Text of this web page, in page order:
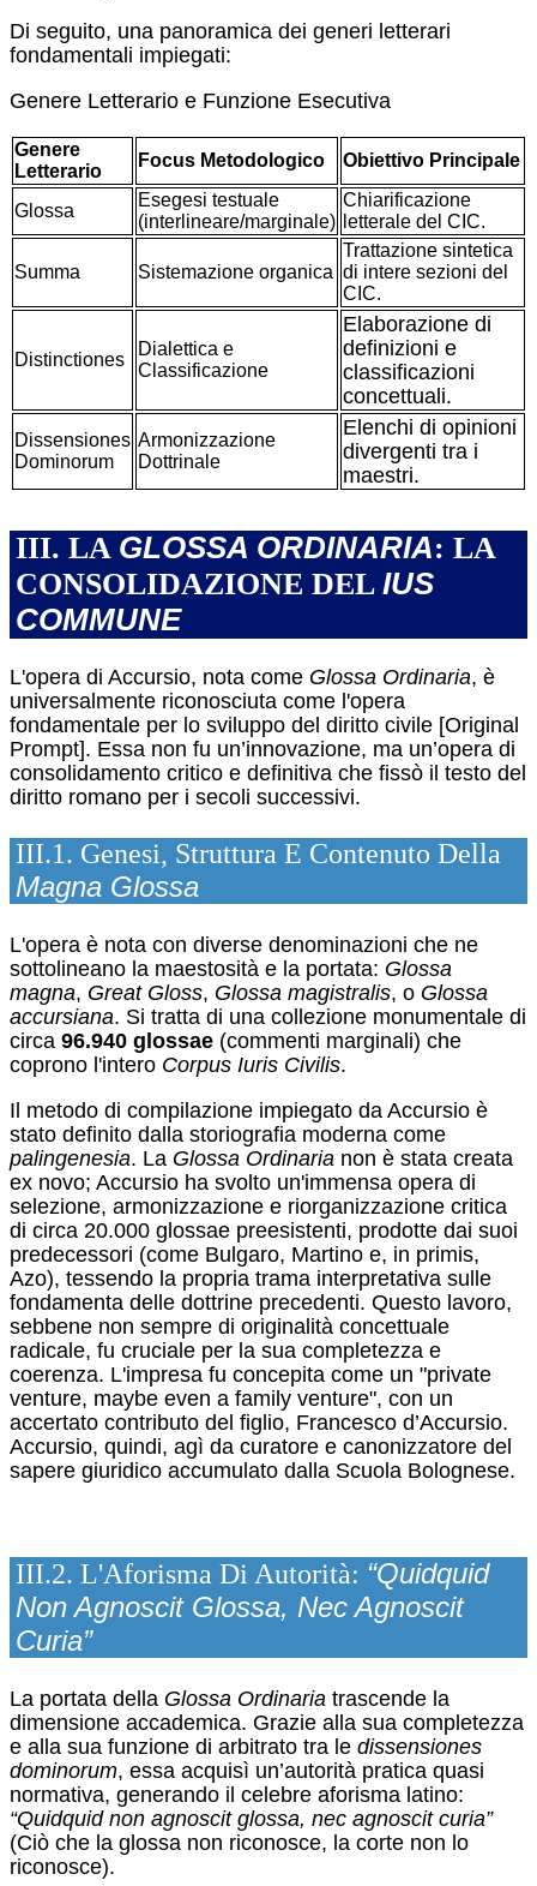
Di seguito, una panoramica dei generi letterari
fondamentali impiegati:
Genere Letterario e Funzione Esecutiva
Genere
Letterario
Focus Metodologico Obiettivo Principale
Glossa
Esegesi testuale
(interlineare/marginale)
Chiarificazione
letterale del CIC.
Summa Sistemazione organica
Trattazione sintetica
di intere sezioni del
CIC.
Distinctiones
Dialettica e
Classificazione
Elaborazione di
definizioni e
classificazioni
concettuali.
Dissensiones
Dominorum
Armonizzazione
Dottrinale
Elenchi di opinioni
divergenti tra i
maestri.
III. LA GLOSSA ORDINARIA: LA
CONSOLIDAZIONE DEL IUS
COMMUNE
L'opera di Accursio, nota come Glossa Ordinaria, è
universalmente riconosciuta come l'opera
fondamentale per lo sviluppo del diritto civile [Original
Prompt]. Essa non fu un’innovazione, ma un’opera di
consolidamento critico e definitiva che fissò il testo del
diritto romano per i secoli successivi.
III.1. Genesi, Struttura E Contenuto Della
Magna Glossa
L'opera è nota con diverse denominazioni che ne
sottolineano la maestosità e la portata: Glossa
magna, Great Gloss, Glossa magistralis, o Glossa
accursiana. Si tratta di una collezione monumentale di
circa 96.940 glossae (commenti marginali) che
coprono l'intero Corpus Iuris Civilis.
Il metodo di compilazione impiegato da Accursio è
stato definito dalla storiografia moderna come
palingenesia. La Glossa Ordinaria non è stata creata
ex novo; Accursio ha svolto un'immensa opera di
selezione, armonizzazione e riorganizzazione critica
di circa 20.000 glossae preesistenti, prodotte dai suoi
predecessori (come Bulgaro, Martino e, in primis,
Azo), tessendo la propria trama interpretativa sulle
fondamenta delle dottrine precedenti. Questo lavoro,
sebbene non sempre di originalità concettuale
radicale, fu cruciale per la sua completezza e
coerenza. L'impresa fu concepita come un "private
venture, maybe even a family venture", con un
accertato contributo del figlio, Francesco d’Accursio.
Accursio, quindi, agì da curatore e canonizzatore del
sapere giuridico accumulato dalla Scuola Bolognese.
III.2. L'Aforisma Di Autorità: “Quidquid
Non Agnoscit Glossa, Nec Agnoscit
Curia”
La portata della Glossa Ordinaria trascende la
dimensione accademica. Grazie alla sua completezza
e alla sua funzione di arbitrato tra le dissensiones
dominorum, essa acquisì un’autorità pratica quasi
normativa, generando il celebre aforisma latino:
“Quidquid non agnoscit glossa, nec agnoscit curia”
(Ciò che la glossa non riconosce, la corte non lo
riconosce).